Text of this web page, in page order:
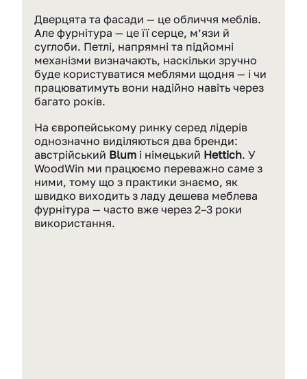
Дверцята та фасади — це обличчя меблів.
Але фурнітура — це її серце, м’язи й
суглоби. Петлі, напрямні та підйомні
механізми визначають, наскільки зручно
буде користуватися меблями щодня — і чи
працюватимуть вони надійно навіть через
багато років.
На європейському ринку серед лідерів
однозначно виділяються два бренди:
австрійський Blum і німецький Hettich. У
WoodWin ми працюємо переважно саме з
ними, тому що з практики знаємо, як
швидко виходить з ладу дешева меблева
фурнітура — часто вже через 2–3 роки
використання.